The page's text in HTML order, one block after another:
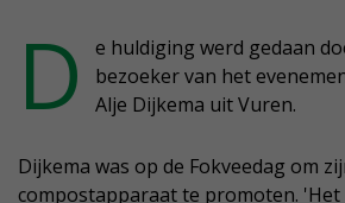
D
e huldiging werd gedaan
bezoeker van het
Alje Dijkema uit Vuren.
Dijkema was op de Fokveedag om
compostapparaat te promoten. 'Het